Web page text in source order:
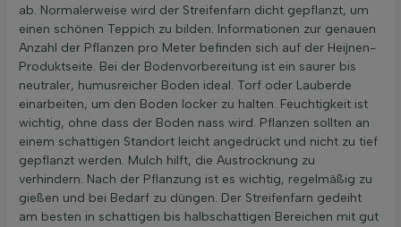
ab. Normalerweise wird der Streifenfarn dicht gepflanzt, um
einen schönen Teppich zu bilden. Informationen zur genauen
Anzahl der Pflanzen pro Meter befinden sich auf der Heijnen-
Produktseite. Bei der Bodenvorbereitung ist ein saurer bis
neutraler, humusreicher Boden ideal. Torf oder Lauberde
einarbeiten, um den Boden locker zu halten. Feuchtigkeit ist
wichtig, ohne dass der Boden nass wird. Pflanzen sollten an
einem schattigen Standort leicht angedrückt und nicht zu tief
gepflanzt werden. Mulch hilft, die Austrocknung zu
verhindern. Nach der Pflanzung ist es wichtig, regelmäßig zu
gießen und bei Bedarf zu düngen. Der Streifenfarn gedeiht
am besten in schattigen bis halbschattigen Bereichen mit gut